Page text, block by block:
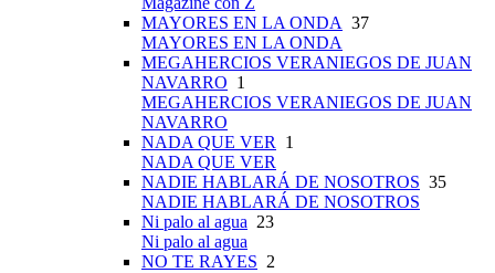
MAYORES EN LA ONDA 37
MAYORES EN LA ONDA
MEGAHERCIOS VERANIEGOS DE JUAN
NAVARRO 1
MEGAHERCIOS VERANIEGOS DE JUAN
NAVARRO
NADA QUE VER
1
NADA QUE VER
NADIE HABLARÁ DE NOSOTROS 35
NADIE HABLARÁ DE NOSOTROS
Ni palo al agua 23
Ni palo al agua
NO TE RAYES 2